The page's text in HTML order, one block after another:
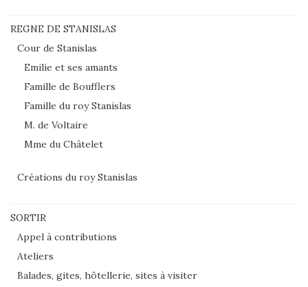
REGNE DE STANISLAS
Cour de Stanislas
Emilie et ses amants
Famille de Boufflers
Famille du roy Stanislas
M. de Voltaire
Mme du Châtelet
Créations du roy Stanislas
SORTIR
Appel à contributions
Ateliers
Balades, gites, hôtellerie, sites à visiter